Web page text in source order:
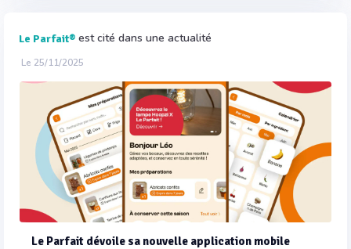
Le Parfait® est cité dans une actualité
Le 25/11/2025
Le Parfait dévoile sa nouvelle application mobile